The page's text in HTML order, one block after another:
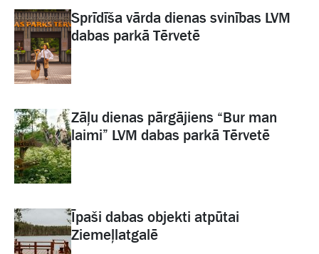
Sprīdīša vārda dienas svinības LVM
dabas parkā Tērvetē
Zāļu dienas pārgājiens “Bur man
laimi” LVM dabas parkā Tērvetē
Īpaši dabas objekti atpūtai
Ziemeļlatgalē